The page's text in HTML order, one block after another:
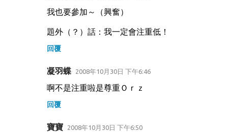
我也要參加～（興奮）
題外（？）話：我一定會注重低！
回覆
凝羽蝶 2008年10月30日 下午6:46
啊不是注重啦是尊重Ｏｒｚ
回覆
寶寶 2008年10月30日 下午6:50